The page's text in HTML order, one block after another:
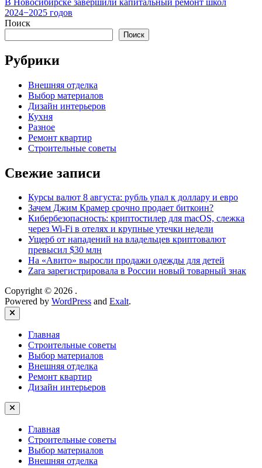
2024−2025 годов
Поиск
Поиск
Рубрики
Внешняя отделка
Выбор материалов
Дизайн интерьеров
Кухня
Разное
Ремонт квартир
Строительные советы
Свежие записи
Курсы валют 8 августа: рубль упал к доллару и евро
Зачем Джим Крамер срочно продает биткоин?
Кибербезопасность: криптостилер для macOS, слежка
через Wi-Fi в отелях и крупные утечки недели
Ущерб от нападений на владельцев криптовалют
превысил $30 млн
На «Авито» выросли продажи одежды для детей
Zara зарегистрировала в России новый товарный знак
Copyright © 2026 .
Powered by WordPress and Exalt.
Close
Главная
Строительные советы
Выбор материалов
Внешняя отделка
Ремонт квартир
Дизайн интерьеров
Главная
Строительные советы
Выбор материалов
Внешняя отделка